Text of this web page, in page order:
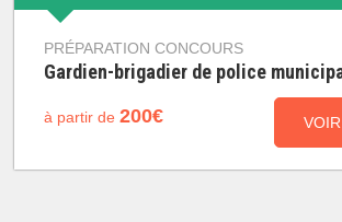
PRÉPARATION CONCOURS
Gardien-brigadier de police
à partir de200€